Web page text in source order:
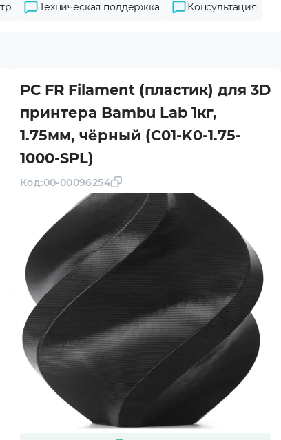
Техническая поддержка Консультация
PC FR Filament (пластик) для 3D
принтера Bambu Lab 1кг,
1.75мм, чёрный (C01-K0-1.75-
1000-SPL)
Код:00-00096254